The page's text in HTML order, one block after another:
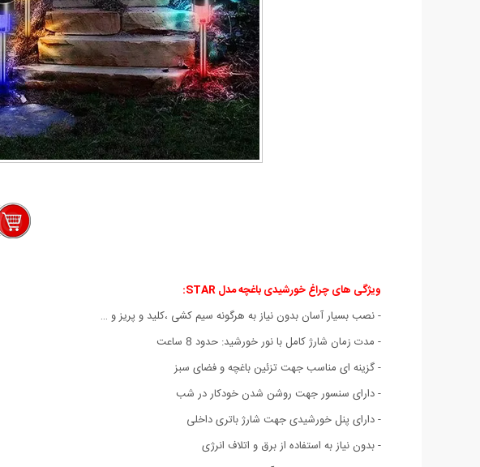
ویژگی های چراغ خورشیدی باغچه مدل STAR
:
- نصب بسیار آسان بدون نیاز به هرگونه سیم کشی ،کلید و پریز و …
- مدت زمان شارژ کامل با نور خورشید: حدود 8 ساعت
- گزینه ای مناسب جهت تزئین باغچه و فضای سبز
- دارای سنسور جهت روشن شدن خودکار در شب
- دارای پنل خورشیدی جهت شارژ باتری داخلی
- بدون نیاز به استفاده از برق و اتلاف انرژی